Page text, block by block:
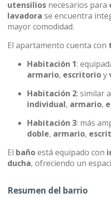
utensilios necesarios para
lavadora se encuentra
mayor comodidad.
El apartamento cuenta con
Habitación 1:
armario, escritorioy
Habitación 2: similar
individual, armario,
Habitación 3: más
doble, armario,
El bañoestá equipado con
ducha, ofreciendo un
Resumen del barrio